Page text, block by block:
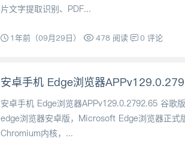
片文字提取识别、PDF...
1年前（09月29日） 478 阅读 0 评论
安卓手机 Edge浏览器
安卓手机 Edge浏览器APPv129.0.2792.65 谷歌
edge浏览器安卓版，Microsoft Edge浏览器正式
Chromium内核，...